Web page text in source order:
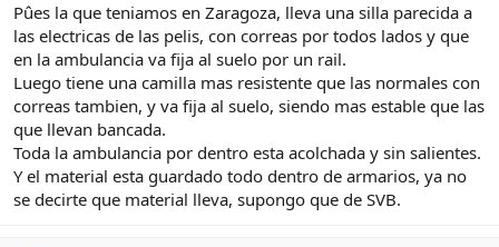
Pûes la que teniamos en Zaragoza, lleva una silla parecida a
las electricas de las pelis, con correas por todos lados y que
en la ambulancia va fija al suelo por un rail.
Luego tiene una camilla mas resistente que las normales con
correas tambien, y va fija al suelo, siendo mas estable que las
que llevan bancada.
Toda la ambulancia por dentro esta acolchada y sin salientes.
Y el material esta guardado todo dentro de armarios, ya no
se decirte que material lleva, supongo que de SVB.